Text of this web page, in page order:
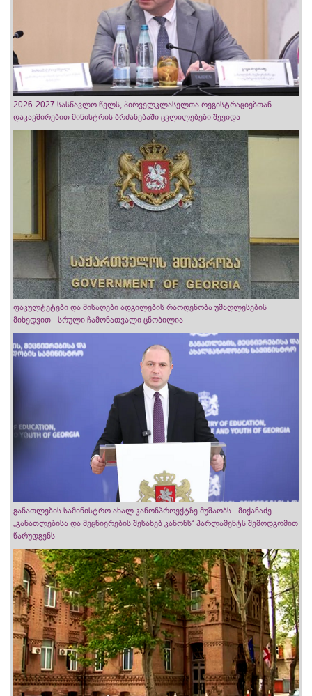
2026-2027 სასწავლო წელს, პირველკლასელთა რეგისტრაციებთან
დაკავშირებით მინისტრის ბრძანებაში ცვლილებები შევიდა
ფაკულტეტები და მისაღები ადგილების რაოდენობა უმაღლესების
მიხედვით - სრული ჩამონათვალი ცნობილია
განათლების სამინისტრო ახალ კანონპროექტზე მუშაობს - მიქანაძე
„განათლებისა და მეცნიერების შესახებ კანონს“ პარლამენტს შემოდგომით
წარუდგენს